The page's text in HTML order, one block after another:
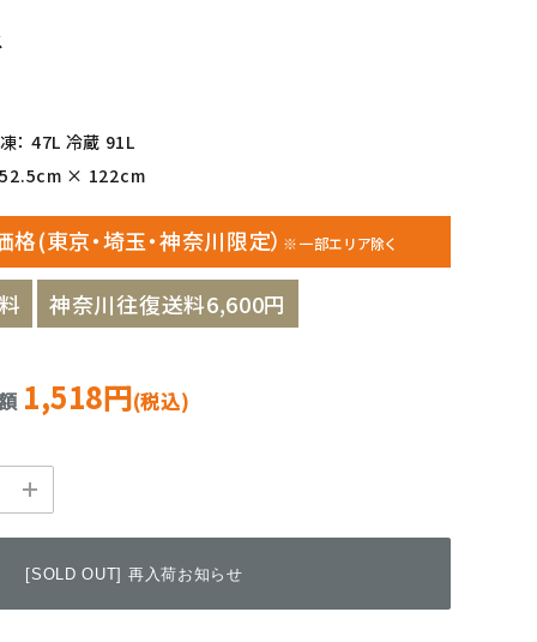
： 47L 冷蔵 91L
52.5cm × 122cm
格(東京・埼玉・神奈川限定） ※一部エリア除く
神奈川往復送料6,600円
1,518円(税込)
[SOLD OUT] 再入荷お知らせ